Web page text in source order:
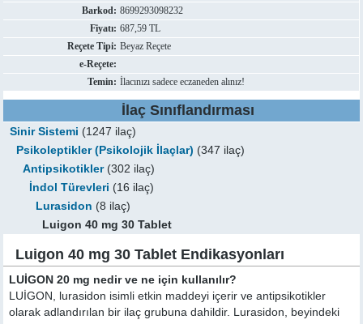
Barkod: 8699293098232
Fiyatı: 687,59 TL
Reçete Tipi: Beyaz Reçete
e-Reçete:
Temin: İlacınızı sadece eczaneden alınız!
İlaç Sınıflandırması
Sinir Sistemi (1247 ilaç)
Psikoleptikler (Psikolojik İlaçlar) (347 ilaç)
Antipsikotikler(302 ilaç)
İndol Türevleri (16 ilaç)
Lurasidon (8 ilaç)
Luigon 40 mg 30 Tablet
Luigon 40 mg 30 Tablet Endikasyonları
LUİGON 20 mg nedir ve ne için kullanılır?
LUİGON, lurasidon isimli etkin maddeyi içerir ve antipsikotikler
olarak adlandırılan bir ilaç grubuna dahildir. Lurasidon, beyindeki